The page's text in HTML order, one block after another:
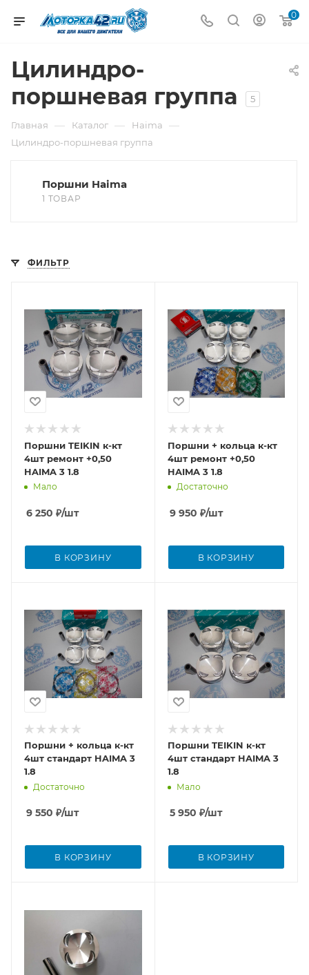
0
Цилиндро-
поршневая группа
5
Главная — Каталог — Haima —
Цилиндро-поршневая группа
Поршни Haima
1 ТОВАР
ФИЛЬТР
Поршни TEIKIN к-кт
4шт ремонт +0,50
HAIMA 3 1.8
Мало
6 250 ₽/шт
В КОРЗИНУ
Поршни + кольца к-кт
4шт ремонт +0,50
HAIMA 3 1.8
Достаточно
9 950 ₽/шт
В КОРЗИНУ
Поршни + кольца к-кт
4шт стандарт HAIMA 3
1.8
Достаточно
9 550 ₽/шт
В КОРЗИНУ
Поршни TEIKIN к-кт
4шт стандарт HAIMA 3
1.8
Мало
5 950 ₽/шт
В КОРЗИНУ